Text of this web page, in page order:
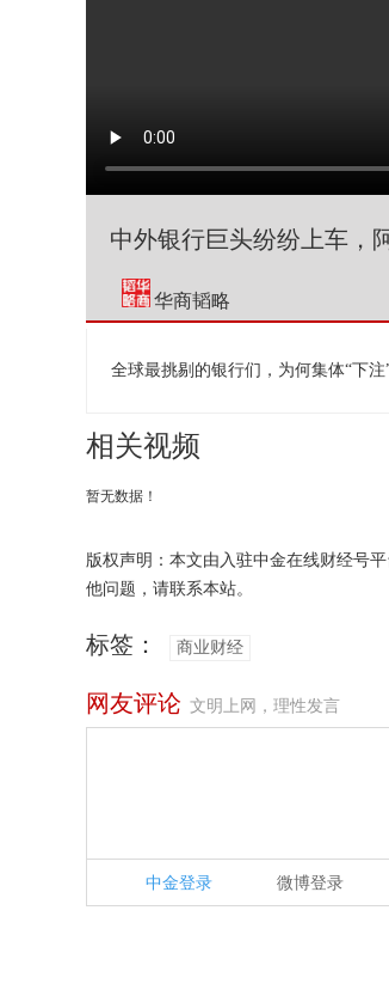
中外银行巨头纷纷上车，
华商韬略
全球最挑剔的银行们，为何集体“下注
相关视频
暂无数据！
版权声明：本文由入驻中金在线财经号
他问题，请联系本站。
标签： 商业财经
网友评论 文明上网，理性发言
中金登录 微博登录